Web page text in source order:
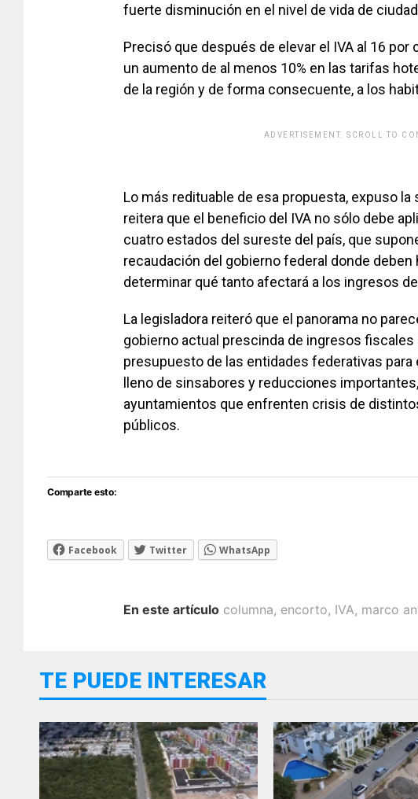
fuerte disminución en el nivel de vida de
Precisó que después de elevar el IVA al 16 por
un aumento de al menos 10% en las tarifas
de la región y de forma consecuente, a los
ADVERTISEMENT. SCROLL TO
Lo más redituable de esa propuesta, expuso la
reitera que el beneficio del IVA no sólo debe
cuatro estados del sureste del país, que
recaudación del gobierno federal donde
determinar qué tanto afectará a los ingresos
La legisladora reiteró que el panorama no
gobierno actual prescinda de ingresos
presupuesto de las entidades federativas
lleno de sinsabores y reducciones
ayuntamientos que enfrenten crisis de
públicos.
Comparte esto:
Facebook Twitter WhatsApp
En este artículo columna, encorto, IVA, marco
TE PUEDE INTERESAR